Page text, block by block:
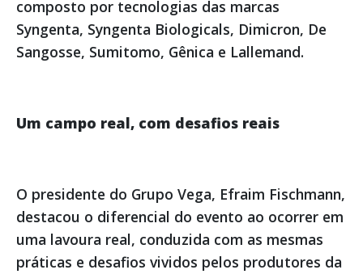
composto por tecnologias das marcas
Syngenta, Syngenta Biologicals, Dimicron, De
Sangosse, Sumitomo, Gênica e Lallemand.
Um campo real, com desafios reais
O presidente do Grupo Vega, Efraim Fischmann,
destacou o diferencial do evento ao ocorrer em
uma lavoura real, conduzida com as mesmas
práticas e desafios vividos pelos produtores da